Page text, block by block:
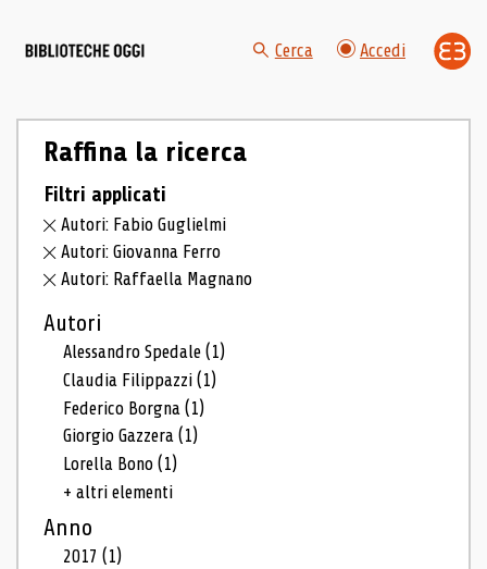
Cerca Accedi
Raffina la ricerca
Filtri applicati
Autori: Fabio Guglielmi
Autori: Giovanna Ferro
Autori: Raffaella Magnano
Autori
Alessandro Spedale(1)
Claudia Filippazzi(1)
Federico Borgna(1)
Giorgio Gazzera(1)
Lorella Bono(1)
+ altri elementi
Anno
2017(1)